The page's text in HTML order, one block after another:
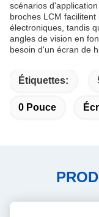
scénarios
broches LCM
électroniques, tandis
angles de vision en
besoin d'un écran de
Étiquettes:
0 Pouce